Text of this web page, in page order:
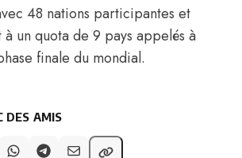
48 nations participantes et
un quota de 9 pays appelés à
finale du mondial.
DES AMIS